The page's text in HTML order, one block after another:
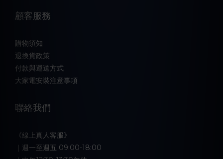
顧客服務
購物須知
退換貨政策
付款與運送方式
大家電安裝注意事項
聯絡我們
《線上真人客服》
｜週一至週五 09:00-18:00